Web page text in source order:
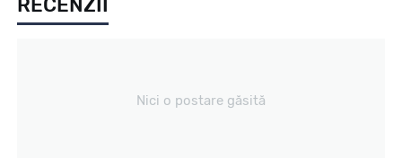
All season
RECENZII
Nici o postare găsită